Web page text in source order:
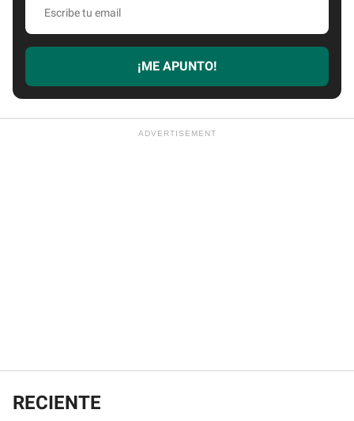
email
¡ME APUNTO!
RECIENTE